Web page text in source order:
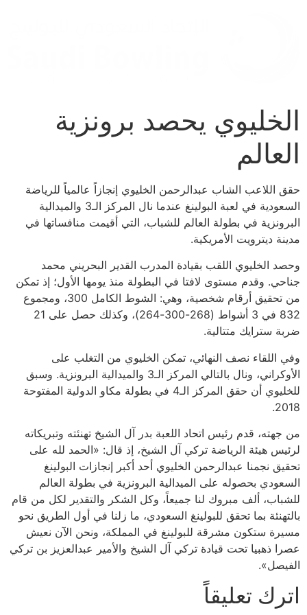
الخليوي يحصد برونزية
العالم
حقق اللاعب الشاب عبدالرحمن الخليوي إنجازاً عالمياً للرياضة
السعودية في لعبة البولينغ عندما نال المركز الـ3 والميدالية
البرونزية في بطولة العالم للشباب، التي أقيمت منافساتها في
مدينة ديترويت الأمريكية.
وحصد الخليوي اللقب بقيادة المدرب القدير البحريني محمد
جناحي. وقدم مستوى لافتا في البطولة منذ يومها الأول؛ إذ تمكن
من تحقيق أرقام شخصية، وهي: الشوط الكامل 300، ومجموع
832 في 3 أشواط (268-300-264)، وكذلك حصل على 21
ضربة سترايك متتالية.
وفي اللقاء نصف النهائي، تمكن الخليوي من التغلب على
الأوكراني، ونال بالتالي المركز الـ3 والميدالية البرونزية. وسبق
للخليوي أن حقق المركز الـ4 في بطولة مكاو الدولية المفتوحة
2018.
من جهته، قدم رئيس اتحاد اللعبة بدر آل الشيخ تهنئته وتبريكاته
لرئيس هيئة الرياضة تركي آل الشيخ، إذ قال: «الحمد لله على
تحقيق نجمنا عبدالرحمن الخليوي أحد أكبر إنجازات البولينغ
السعودي بحصوله على الميدالية البرونزية في بطولة العالم
للشباب، ألف مبروك لنا جميعاً، وكل الشكر والتقدير لكل من قام
بالتهنئة بما تحقق للبولينغ السعودي، ما زلنا في أول الطريق نحو
مسيرة ستكون مشرقة للبولينغ في المملكة، ونحن الآن نعيش
عصرا ذهبيا تحت قيادة تركي آل الشيخ والأمير عبدالعزيز بن تركي
الفيصل».
اترك تعليقاً